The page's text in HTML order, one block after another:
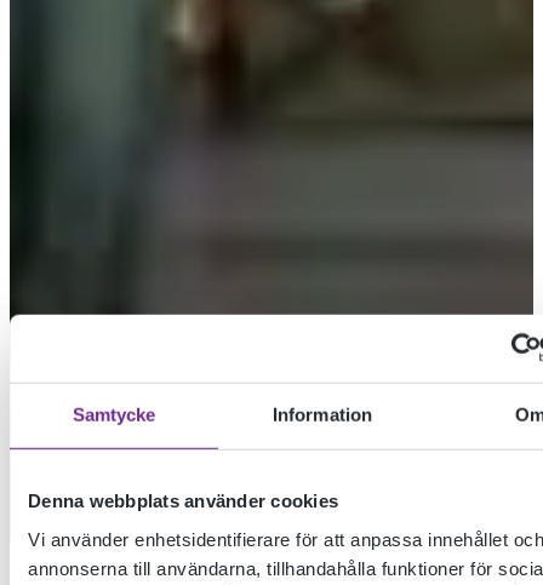
Samtycke Information
Denna webbplats använder cookies
Vi använder enhetsidentifierare för att anpassa innehållet och
annonserna till användarna, tillhandahålla funktioner för
ARBETSSÄTT